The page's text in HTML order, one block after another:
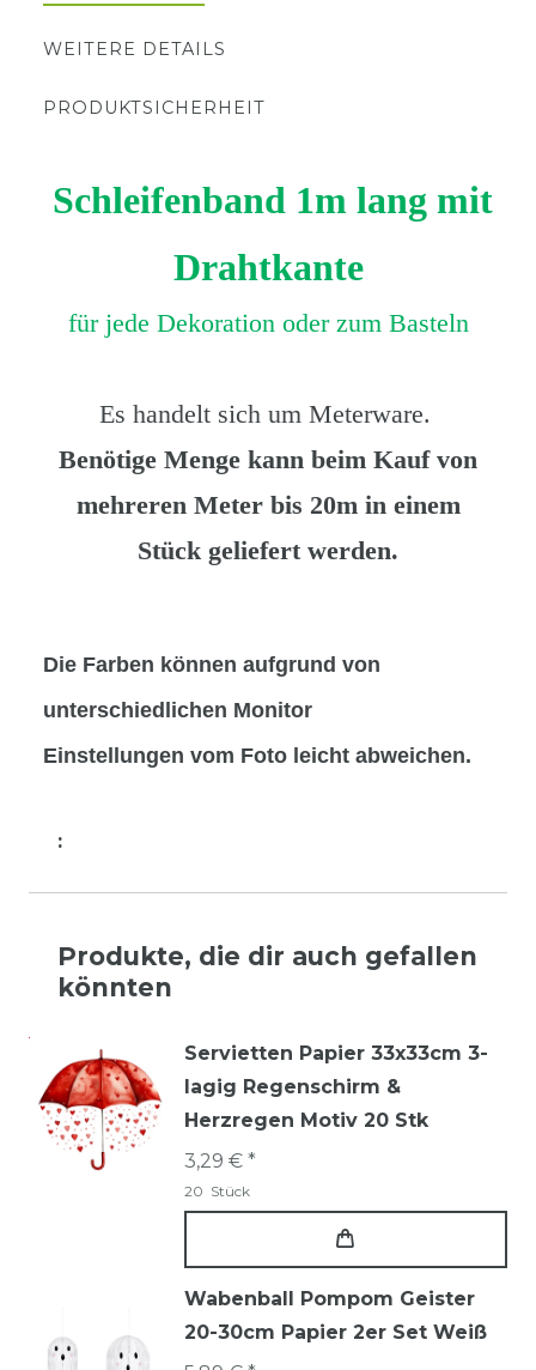
WEITERE DETAILS
PRODUKTSICHERHEIT
Schleifenband 1m lang mit
Drahtkante
für jede Dekoration oder zum Basteln
Es handelt sich um Meterware.
Benötige Menge kann beim Kauf von
mehreren Meter bis 20m in einem
Stück geliefert werden.
Die Farben können aufgrund von
unterschiedlichen Monitor
Einstellungen vom Foto leicht abweichen.
:
Produkte, die dir auch gefallen
könnten
Servietten Papier 33x33cm 3-
lagig Regenschirm &
Herzregen Motiv 20 Stk
3,29 € *
20 Stück
Wabenball Pompom Geister
20-30cm Papier 2er Set Weiß